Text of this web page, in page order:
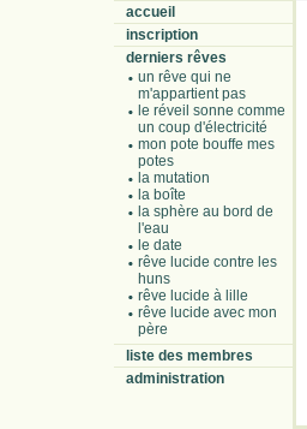
accueil
inscription
derniers rêves
un rêve qui ne
m'appartient pas
le réveil sonne comme
un coup d'électricité
mon pote bouffe mes
potes
la mutation
la boîte
la sphère au bord de
l'eau
le date
rêve lucide contre les
huns
rêve lucide à lille
rêve lucide avec mon
père
liste des membres
administration